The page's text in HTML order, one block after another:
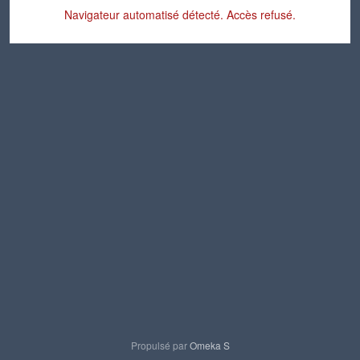
Navigateur automatisé détecté. Accès refusé.
Propulsé parOmeka S